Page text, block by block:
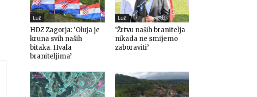
Luč
HDZ Zagorja: ‘Oluja je
kruna svih naših
bitaka. Hvala
braniteljima’
Luč
‘Žrtvu naših branitelja
nikada ne smijemo
zaboraviti’